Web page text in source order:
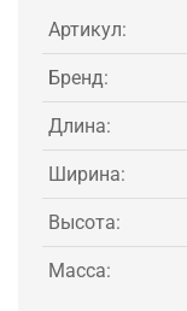
Артикул:
Бренд:
Длина:
Ширина:
Высота:
Масса: